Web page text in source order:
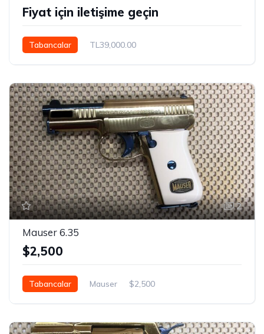
Fiyat için iletişime geçin
Tabancalar TL39,000.00
2
Mauser 6.35
$2,500
Tabancalar Mauser $2,500